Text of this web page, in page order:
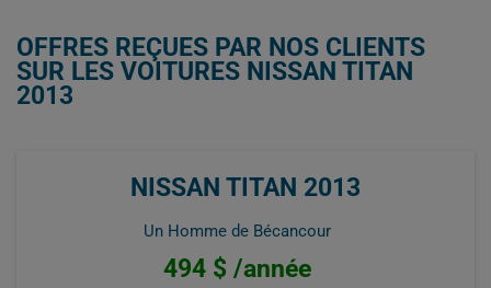
OFFRES REÇUES PAR NOS CLIENTS
SUR LES VOITURES NISSAN TITAN
2013
NISSAN TITAN 2013
Un Homme de Bécancour
494 $ /année